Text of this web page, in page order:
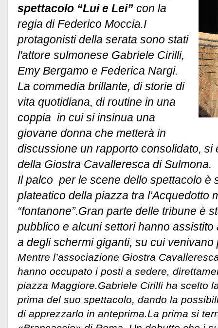
spettacolo “Lui e Lei” con la
regia di Federico Moccia.I
protagonisti della serata sono stati
l'attore sulmonese Gabriele Cirilli,
Emy Bergamo e Federica Nargi.
La commedia brillante, di storie di
vita quotidiana, di routine in una
coppia in cui si insinua una
giovane donna che metterà in
discussione un rapporto consolidato, si
della Giostra Cavalleresca di Sulmona.
Il palco per le scene dello spettacolo è
plateatico della piazza tra l’Acquedotto
“fontanone”.Gran parte delle tribune è
pubblico e alcuni settori hanno
a degli schermi giganti, su cui venivano
Mentre l’associazione Giostra
hanno occupato i posti a sedere,
piazza Maggiore.Gabriele Cirilli ha scelto
prima del suo spettacolo, dando la
di apprezzarlo in anteprima.La prima si